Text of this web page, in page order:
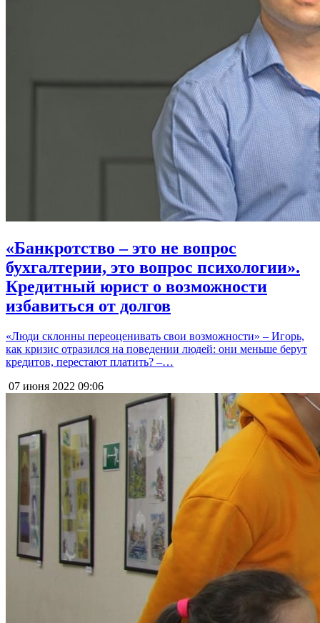
«Банкротство – это не вопрос
бухгалтерии, это вопрос психологии».
Кредитный юрист о возможности
избавиться от долгов
«Люди склонны переоценивать свои возможности» – Игорь,
как кризис отразился на поведении людей: они меньше берут
кредитов, перестают платить? –…
07 июня 2022 09:06